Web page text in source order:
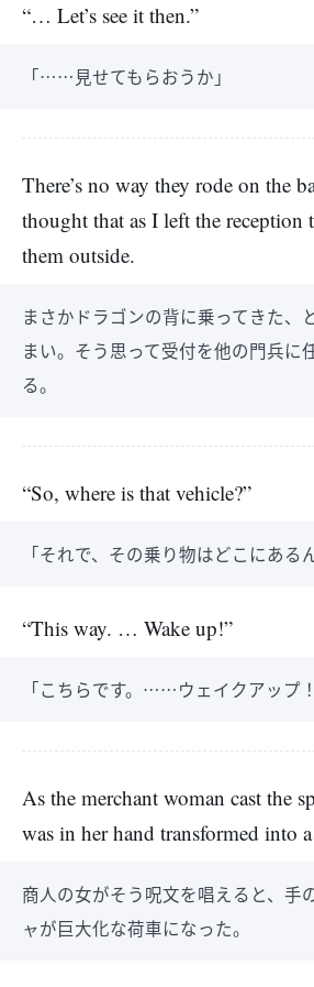
“… Let’s see it then.”
「……見せてもらおうか」
There’s no way they rode on the
thought that as I left the reception
them outside.
まさかドラゴンの背に乗ってきた、
まい。そう思って受付を他の門兵に
る。
“So, where is that vehicle?”
「それで、その乗り物はどこにある
“This way. … Wake up!”
「こちらです。……ウェイクアップ！
As the merchant woman cast the
was in her hand transformed into
商人の女がそう呪文を唱えると、手
ャが巨大化な荷車になった。